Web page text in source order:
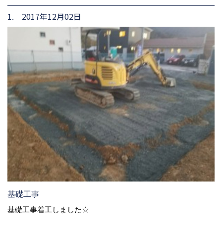
1. 2017年12月02日
基礎工事
基礎工事着工しました☆